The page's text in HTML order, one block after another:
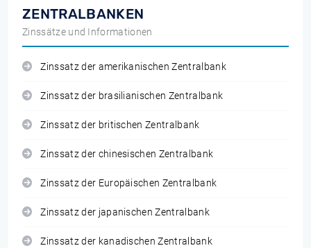
ZENTRALBANKEN
Zinssätze und Informationen
Zinssatz der amerikanischen Zentralbank
Zinssatz der brasilianischen Zentralbank
Zinssatz der britischen Zentralbank
Zinssatz der chinesischen Zentralbank
Zinssatz der Europäischen Zentralbank
Zinssatz der japanischen Zentralbank
Zinssatz der kanadischen Zentralbank